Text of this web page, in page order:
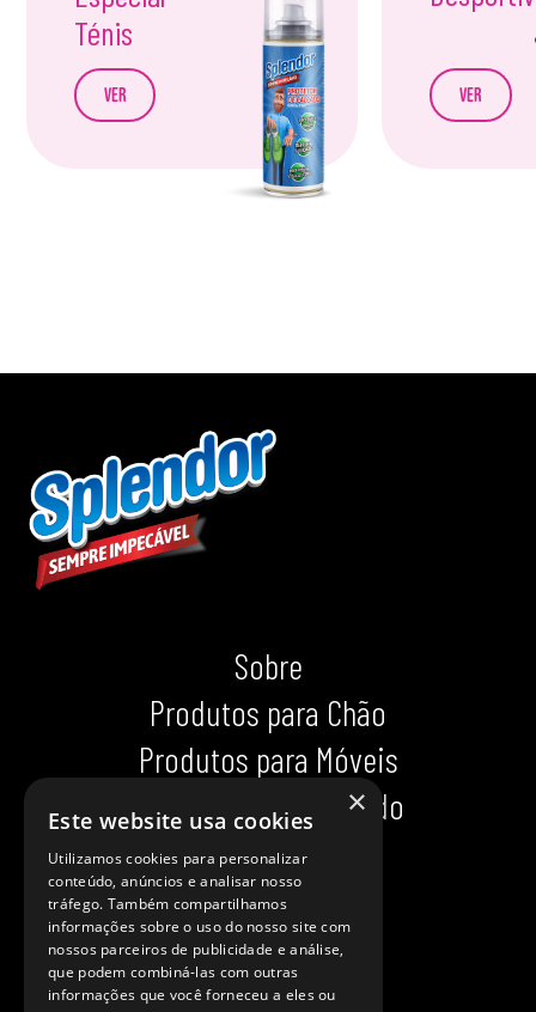
Ténis
Ver Ver
Sobre
Produtos para Chão
Produtos para Móveis
Produtos para Calçado
Indispensáveis
Dicas impecáveis
Ajuda
Onde comprar?
×
Este website usa cookies
Utilizamos cookies para personalizar
conteúdo, anúncios e analisar nosso
tráfego. Também compartilhamos
informações sobre o uso do nosso site com
nossos parceiros de publicidade e análise,
que podem combiná-las com outras
informações que você forneceu a eles ou